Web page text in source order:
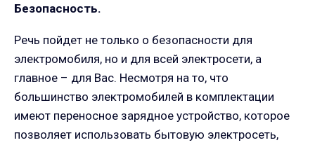
Безопасность.
Речь пойдет не только о безопасности для
электромобиля, но и для всей электросети, а
главное – для Вас. Несмотря на то, что
большинство электромобилей в комплектации
имеют переносное зарядное устройство, которое
позволяет использовать бытовую электросеть,